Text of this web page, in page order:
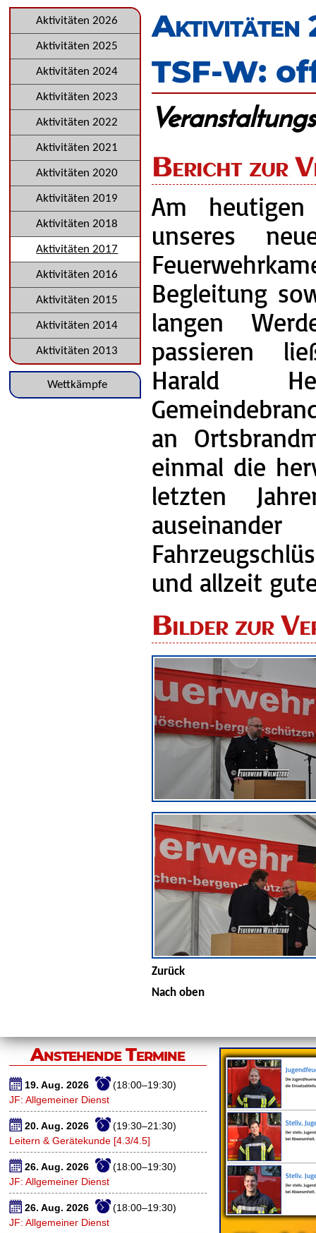
überspringen
Aktivitäten
TSF-W:
Bericht zur
Am
unseres
Begleitung
langen
passieren
Harald
an
einmal die
letzten
und allzeit
Bilder zur
Zurück
Nach oben
Navigation
überspringen
Aktivitäten 2026
Aktivitäten 2025
Aktivitäten 2024
Aktivitäten 2023
Aktivitäten 2022
Aktivitäten 2021
Aktivitäten 2020
Aktivitäten 2019
Aktivitäten 2018
Aktivitäten 2017
Aktivitäten 2016
Aktivitäten 2015
Aktivitäten 2014
Aktivitäten 2013
NavigationWettkämpfe
Anstehende Termine
19. Aug. 2026
(18:00–19:30)
JF: Allgemeiner Dienst
20. Aug. 2026
(19:30–21:30)
Leitern & Gerätekunde [4.3/4.5]
26. Aug. 2026
(18:00–19:30)
JF: Allgemeiner Dienst
26. Aug. 2026
(18:00–19:30)
JF: Allgemeiner Dienst